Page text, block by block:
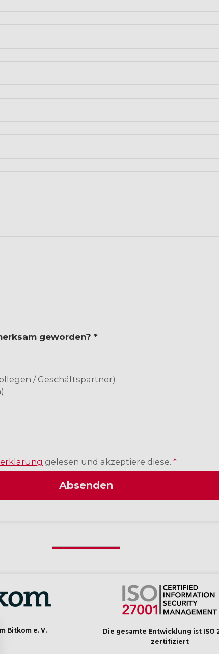
geworden? *
/ Geschäftspartner)
gelesen und akzeptiere diese. *
Absenden
Bitkom e. V.
Die gesamte Entwicklung ist ISO
zertifiziert